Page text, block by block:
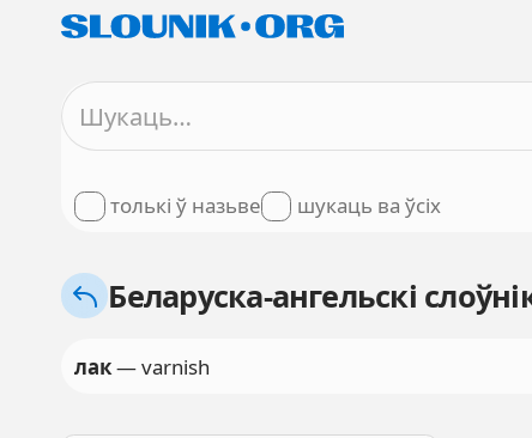
толькі ў назьве шукаць ва ўсіх
Беларуска-ангельскі
лак— varnish